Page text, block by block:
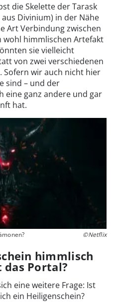
die Skelette der Tarask
Divinium) in der Nähe
Art Verbindung zwischen
himmlischen Artefakt
sie vielleicht
von zwei verschiedenen
Sofern wir auch nicht hier
sind – und der
eine ganz andere und gar
hat.
©Netflix
himmlisch
Portal?
eine weitere Frage: Ist
ein Heiligenschein?